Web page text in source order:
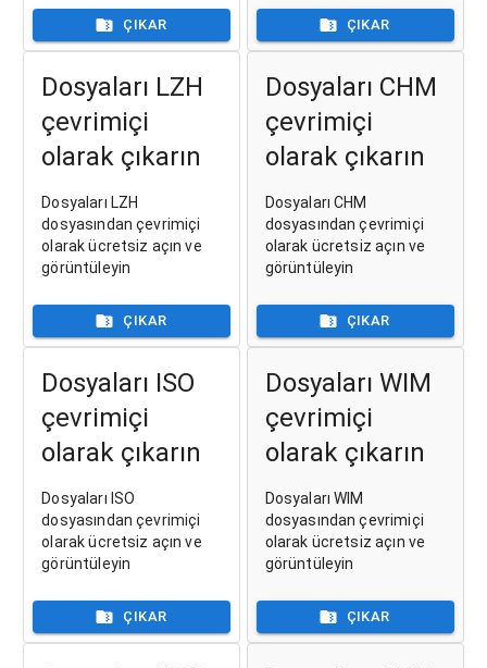
ÇIKAR ÇIKAR
Dosyaları LZH
çevrimiçi
olarak çıkarın
Dosyaları LZH
dosyasından çevrimiçi
olarak ücretsiz açın ve
görüntüleyin
ÇIKAR
Dosyaları CHM
çevrimiçi
olarak çıkarın
Dosyaları CHM
dosyasından çevrimiçi
olarak ücretsiz açın ve
görüntüleyin
ÇIKAR
Dosyaları ISO
çevrimiçi
olarak çıkarın
Dosyaları ISO
dosyasından çevrimiçi
olarak ücretsiz açın ve
görüntüleyin
ÇIKAR
Dosyaları WIM
çevrimiçi
olarak çıkarın
Dosyaları WIM
dosyasından çevrimiçi
olarak ücretsiz açın ve
görüntüleyin
ÇIKAR